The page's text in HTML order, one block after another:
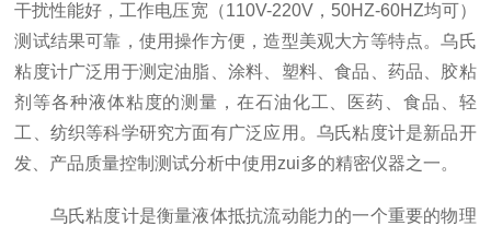
干扰性能好，工作电压宽（110V-220V，50HZ-60HZ均可）
测试结果可靠，使用操作方便，造型美观大方等特点。乌氏
粘度计广泛用于测定油脂、涂料、塑料、食品、药品、胶粘
剂等各种液体粘度的测量，在石油化工、医药、食品、轻
工、纺织等科学研究方面有广泛应用。乌氏粘度计是新品开
发、产品质量控制测试分析中使用zui多的精密仪器之一。
乌氏粘度计是衡量液体抵抗流动能力的一个重要的物理